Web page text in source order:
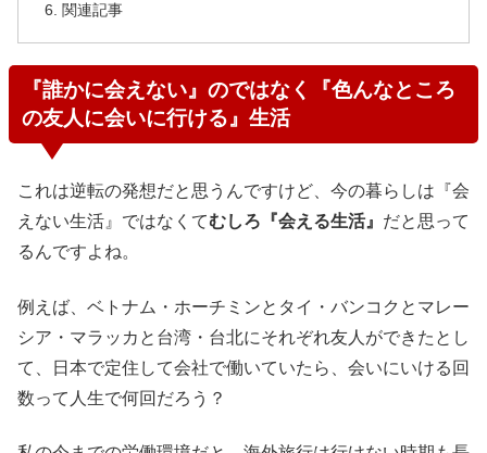
関連記事
『誰かに会えない』のではなく『色んなところ
の友人に会いに行ける』生活
これは逆転の発想だと思うんですけど、今の暮らしは『会
えない生活』ではなくてむしろ『会える生活』 だと思って
るんですよね。
例えば、ベトナム・ホーチミンとタイ・バンコクとマレー
シア・マラッカと台湾・台北にそれぞれ友人ができたとし
て、日本で定住して会社で働いていたら、会いにいける回
数って人生で何回だろう？